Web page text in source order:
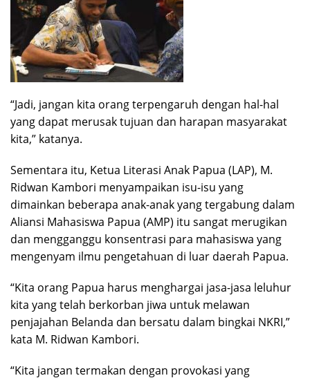
“Jadi, jangan kita orang terpengaruh dengan hal-hal
yang dapat merusak tujuan dan harapan masyarakat
kita,” katanya.
Sementara itu, Ketua Literasi Anak Papua (LAP), M.
Ridwan Kambori menyampaikan isu-isu yang
dimainkan beberapa anak-anak yang tergabung dalam
Aliansi Mahasiswa Papua (AMP) itu sangat merugikan
dan mengganggu konsentrasi para mahasiswa yang
mengenyam ilmu pengetahuan di luar daerah Papua.
“Kita orang Papua harus menghargai jasa-jasa leluhur
kita yang telah berkorban jiwa untuk melawan
penjajahan Belanda dan bersatu dalam bingkai NKRI,”
kata M. Ridwan Kambori.
“Kita jangan termakan dengan provokasi yang